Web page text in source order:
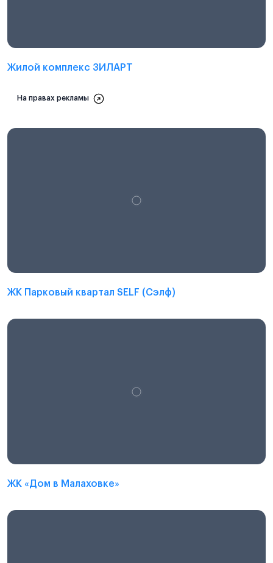
Жилой комплекс ЗИЛАРТ
На правах рекламы
ЖК Парковый квартал SELF (Сэлф)
ЖК «Дом в Малаховке»